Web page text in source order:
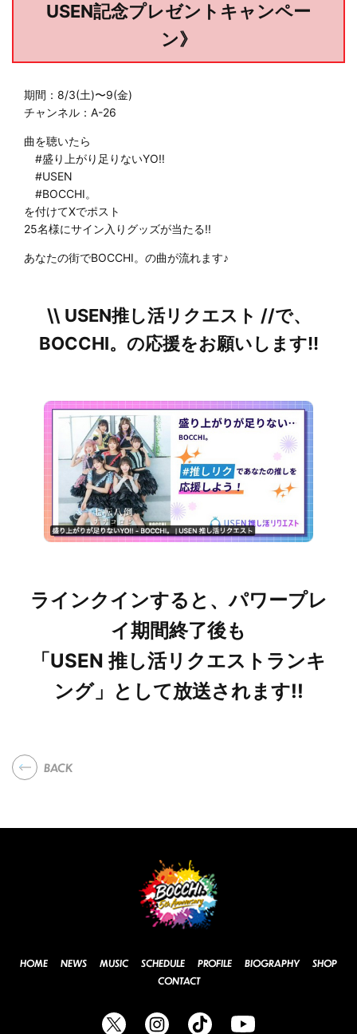
USEN記念プレゼントキャンペー
ン》
期間：8/3(土)〜9(金)
チャンネル：A-26
曲を聴いたら
#盛り上がり足りないYO‼︎
#USEN
#BOCCHI。
を付けてXでポスト
25名様にサイン入りグッズが当たる!!
あなたの街でBOCCHI。の曲が流れます♪
\\ USEN推し活リクエスト //で、
BOCCHI。の応援をお願いします!!
ラインクインすると、パワープレ
イ期間終了後も
「USEN 推し活リクエストランキ
ング」として放送されます!!
BACK
HOME NEWS MUSIC SCHEDULE PROFILE BIOGRAPHY
SHOP
CONTACT